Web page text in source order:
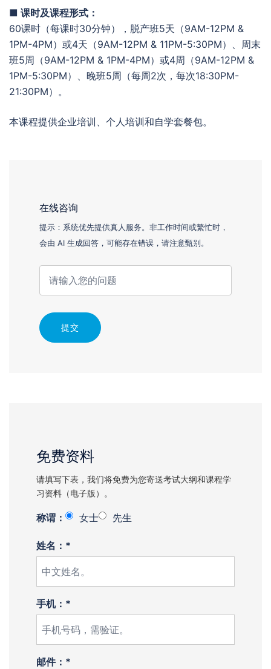
■ 课时及课程形式：
60课时（每课时30分钟），脱产班5天（9AM-12PM &
1PM-4PM）或4天（9AM-12PM & 11PM-5:30PM）、周末
班5周（9AM-12PM & 1PM-4PM）或4周（9AM-12PM &
1PM-5:30PM）、晚班5周（每周2次，每次18:30PM-
21:30PM）。
本课程提供企业培训、个人培训和自学套餐包。
在线咨询
提示：系统优先提供真人服务。非工作时间或繁忙时，
会由 AI 生成回答，可能存在错误，请注意甄别。
提交
免费资料
请填写下表，我们将免费为您寄送考试大纲和课程学
习资料（电子版）。
称谓： 女士 先生
姓名：*
手机：*
邮件：*